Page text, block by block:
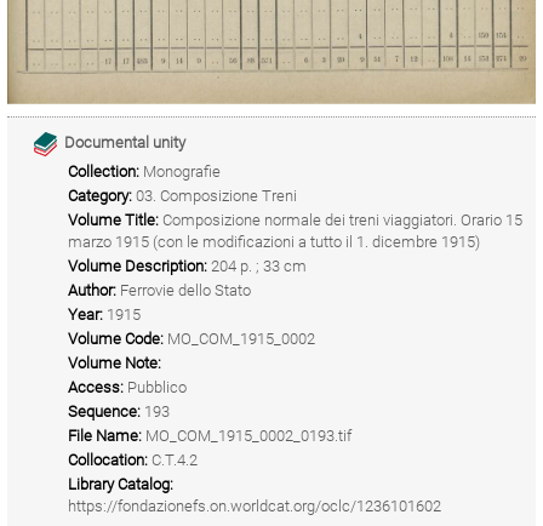
Documental unity
Collection: Monografie
Category: 03. Composizione Treni
Volume Title: Composizione normale dei treni viaggiatori. Orario 15
marzo 1915 (con le modificazioni a tutto il 1. dicembre 1915)
Volume Description: 204 p. ; 33 cm
Author: Ferrovie dello Stato
Year: 1915
Volume Code: MO_COM_1915_0002
Volume Note:
Access: Pubblico
Sequence: 193
File Name: MO_COM_1915_0002_0193.tif
Collocation: C.T.4.2
Library Catalog:
https://fondazionefs.on.worldcat.org/oclc/1236101602